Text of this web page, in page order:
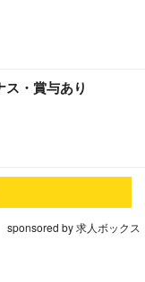
・賞与あり
sponsored by 求人ボックス